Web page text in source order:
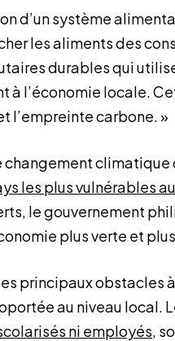
d’un système
les aliments des
durables qui
à l’économie locale.
l’empreinte carbone. »
changement
les plus vulnérables
le gouvernement
plus verte et
principaux obstacles
au niveau local.
ni employés,